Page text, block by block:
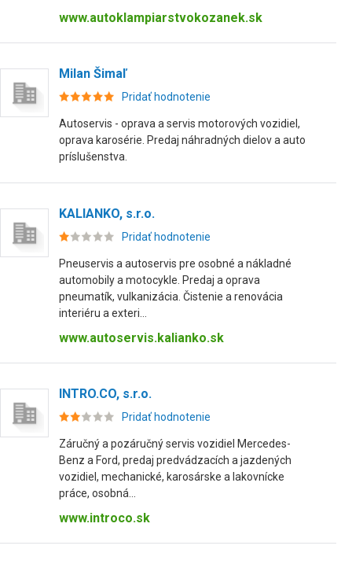
www.autoklampiarstvokozanek.sk
Milan Šimaľ
Pridať hodnotenie
Autoservis - oprava a servis motorových vozidiel,
oprava karosérie. Predaj náhradných dielov a auto
príslušenstva.
KALIANKO, s.r.o.
Pridať hodnotenie
Pneuservis a autoservis pre osobné a nákladné
automobily a motocykle. Predaj a oprava
pneumatík, vulkanizácia. Čistenie a renovácia
interiéru a exteri...
www.autoservis.kalianko.sk
INTRO.CO, s.r.o.
Pridať hodnotenie
Záručný a pozáručný servis vozidiel Mercedes-
Benz a Ford, predaj predvádzacích a jazdených
vozidiel, mechanické, karosárske a lakovnícke
práce, osobná...
www.introco.sk